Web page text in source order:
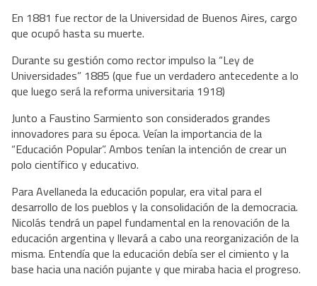
En 1881 fue rector de la Universidad de Buenos Aires, cargo
que ocupó hasta su muerte.
Durante su gestión como rector impulso la “Ley de
Universidades” 1885 (que fue un verdadero antecedente a lo
que luego será la reforma universitaria 1918)
Junto a Faustino Sarmiento son considerados grandes
innovadores para su época. Veían la importancia de la
“Educación Popular”. Ambos tenían la intención de crear un
polo científico y educativo.
Para Avellaneda la educación popular, era vital para el
desarrollo de los pueblos y la consolidación de la democracia.
Nicolás tendrá un papel fundamental en la renovación de la
educación argentina y llevará a cabo una reorganización de la
misma. Entendía que la educación debía ser el cimiento y la
base hacia una nación pujante y que miraba hacia el progreso.